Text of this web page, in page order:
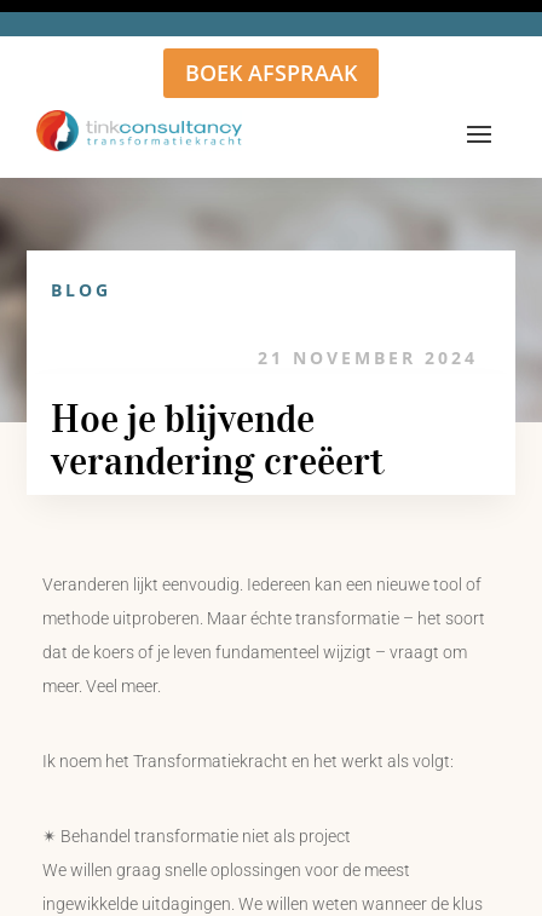
BOEK AFSPRAAK
BLOG
21 NOVEMBER 2024
Hoe je blijvende
verandering creëert
Veranderen lijkt eenvoudig. Iedereen kan een nieuwe tool of
methode uitproberen. Maar échte transformatie – het soort
dat de koers of je leven fundamenteel wijzigt – vraagt om
meer. Veel meer.
Ik noem het Transformatiekracht en het werkt als volgt:
✴ Behandel transformatie niet als project
We willen graag snelle oplossingen voor de meest
ingewikkelde uitdagingen. We willen weten wanneer de klus